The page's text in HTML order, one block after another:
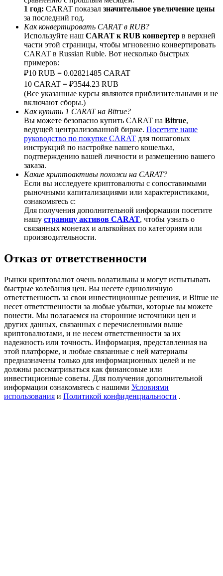
BTC Welcome Rewards
Deposit & Trade BTC to Share 25000 USDT prize pool!
Deposit CASHCAT & Win
Share 500000 CASHCAT prize pool
Exclusive for BitMart Users
Register & Trade to Win 500,000 USDT
Precious Metals Trading Carnival
USDT New User Exclusive 10% APR
USDT Flexible Staking | Daily Rewards
BTC New User Exclusive: 6.5% APR
BTC Flexible Staking | Daily Rewards
1 год: CARAT показал значительное увеличение цены
за последний год.
Как конвертировать CARAT в RUB?
Используйте наш CARAT к RUB конвертер в верхней
части этой страницы, чтобы мгновенно конвертировать
CARAT в Russian Ruble. Вот несколько быстрых
примеров:
₽10 RUB = 0.02821485 CARAT
10 CARAT = ₽3544.23 RUB
(Все указанные курсы являются приблизительными и не
включают сборы.)
Как купить 1 CARAT на Bitrue?
Вы можете безопасно купить CARAT на Bitrue,
ведущей централизованной бирже. Посетите наше
руководство по покупке CARAT для пошаговых
инструкций по настройке вашего кошелька,
подтверждению вашей личности и размещению вашего
заказа.
Какие криптоактивы похожи на CARAT?
Если вы исследуете криптовалюты с сопоставимыми
рыночными капитализациями или характеристиками,
ознакомьтесь с:
Для получения дополнительной информации посетите
нашу страницу активов CARAT, чтобы узнать о
связанных монетах и альткойнах по категориям или
производительности.
Отказ от ответственности
Рынки криптовалют очень волатильны и могут испытывать
быстрые колебания цен. Вы несете единоличную
ответственность за свои инвестиционные решения, и Bitrue не
несет ответственности за любые убытки, которые вы можете
понести. Мы полагаемся на сторонние источники цен и
других данных, связанных с перечисленными выше
криптовалютами, и не несем ответственности за их
надежность или точность. Информация, представленная на
этой платформе, и любые связанные с ней материалы
предназначены только для информационных целей и не
должны рассматриваться как финансовые или
инвестиционные советы. Для получения дополнительной
информации ознакомьтесь с нашими Условиями
использования и Политикой конфиденциальности .